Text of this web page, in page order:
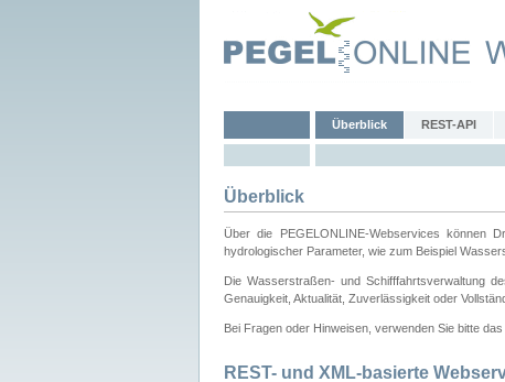
Überblick REST-API
Überblick
Über die PEGELONLINE-Webservices können
hydrologischer Parameter, wie zum Beispiel
Die Wasserstraßen- und Schifffahrtsverwaltung
Genauigkeit, Aktualität, Zuverlässigkeit oder
Bei Fragen oder Hinweisen, verwenden Sie bitte das
REST- und XML-basierte